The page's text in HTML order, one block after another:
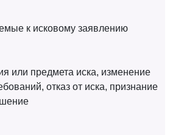
к исковому заявлению
или предмета иска, изменение
отказ от иска, признание